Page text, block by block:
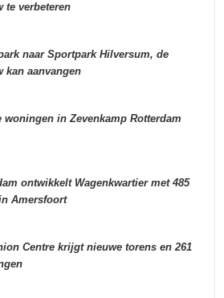
te verbeteren
naar Sportpark Hilversum, de
kan aanvangen
woningen in Zevenkamp Rotterdam
ontwikkelt Wagenkwartier met 485
Amersfoort
Centre krijgt nieuwe torens en 261